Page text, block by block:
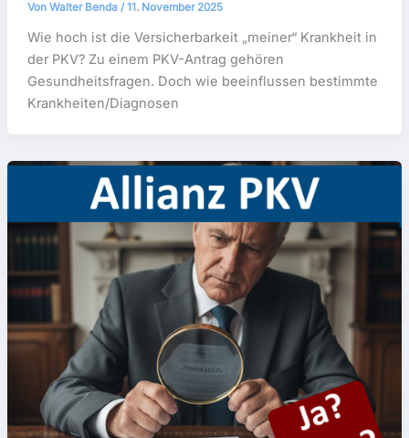
Von Walter Benda /11. November 2025
Wie hoch ist die Versicherbarkeit „meiner“ Krankheit in
der PKV? Zu einem PKV-Antrag gehören
Gesundheitsfragen. Doch wie beeinflussen bestimmte
Krankheiten/Diagnosen